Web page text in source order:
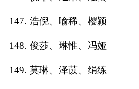
147. 浩倪、喻稀、樱颍
148. 俊莎、琳惟、冯娅
149. 莫琳、泽苡、绢练